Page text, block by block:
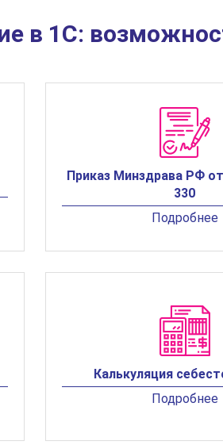
в 1С:
Приказ Минздрава РФ
330
Подробнее
Калькуляция
Подробнее